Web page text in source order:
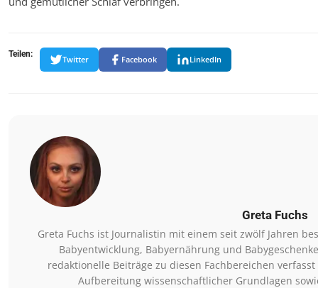
Teilen:
Twitter Facebook LinkedIn
Greta Fuchs
Greta Fuchs ist Journalistin mit einem seit zwölf Jahren
Babyentwicklung, Babyernährung und
redaktionelle Beiträge zu diesen Fachbereichen
Aufbereitung wissenschaftlicher Grundlagen